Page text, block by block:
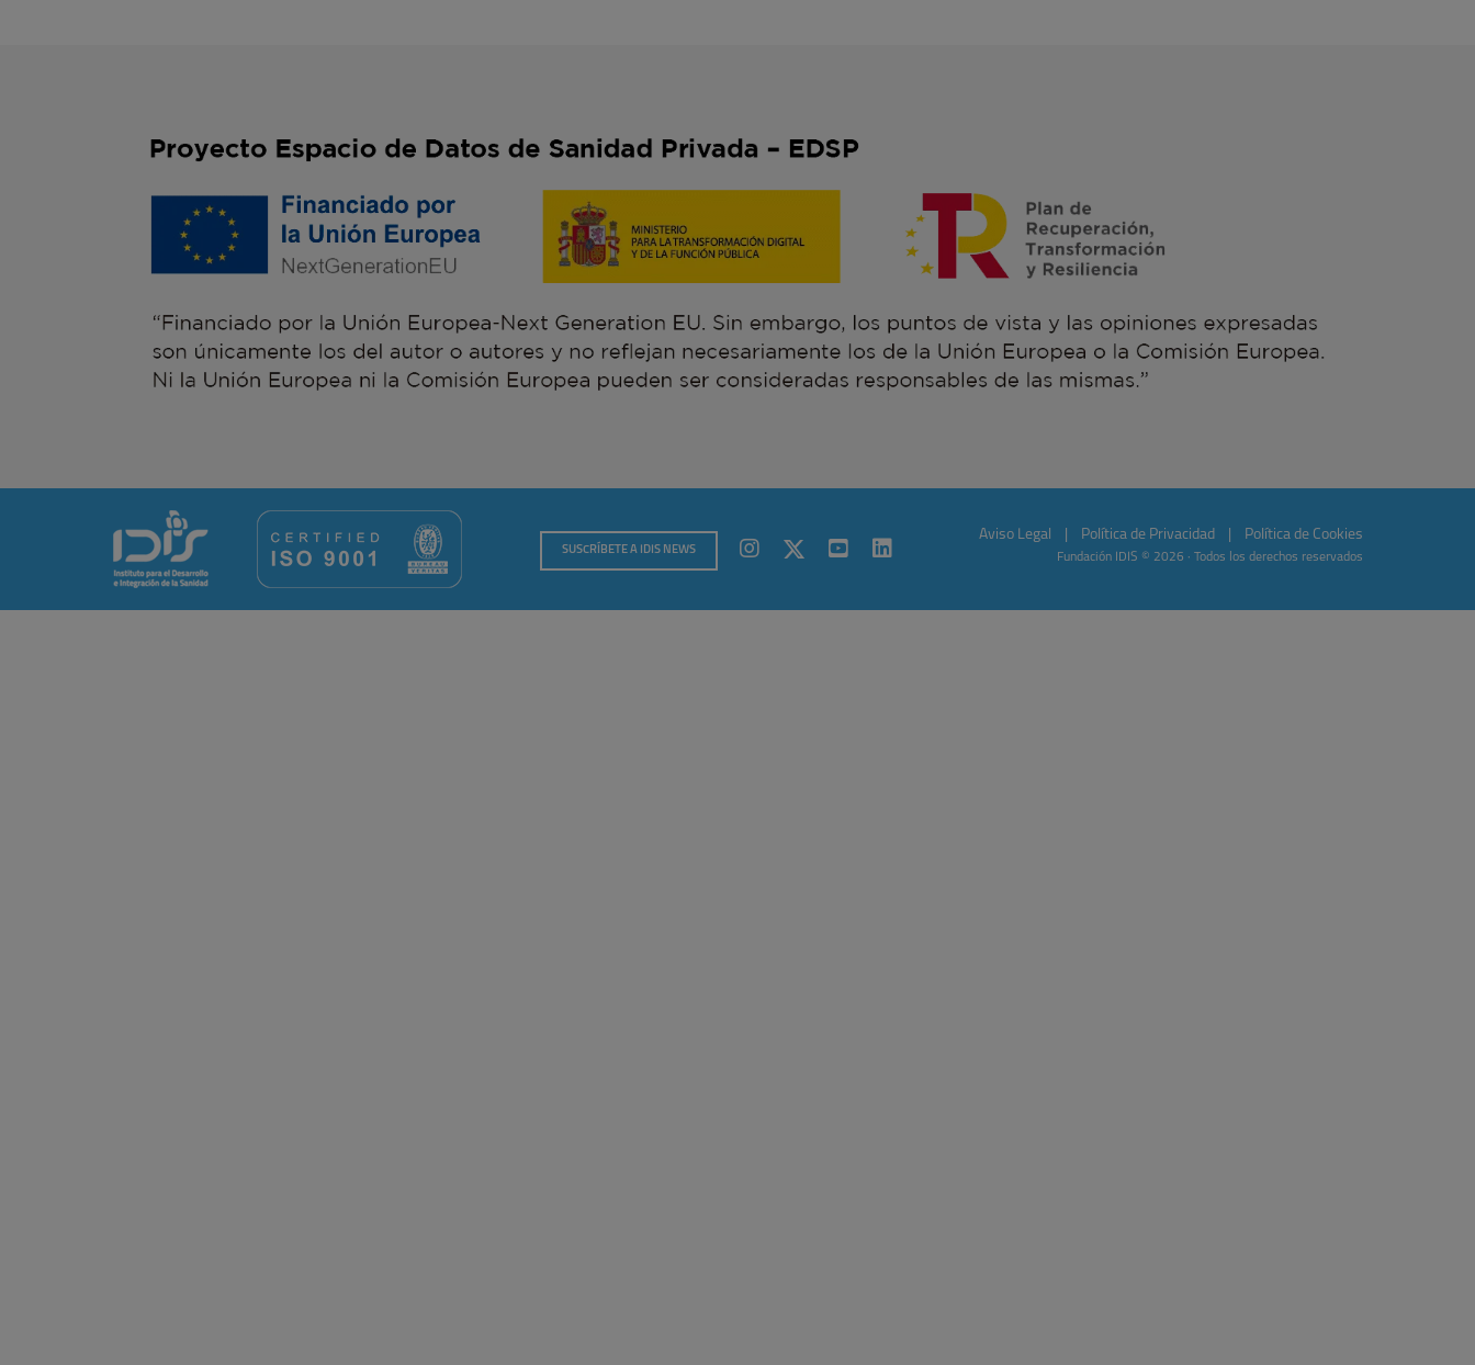
SUSCRÍBETE A IDIS NEWS
Aviso Legal Política de Privacidad Política de Cookies
Fundación IDIS © 2026 · Todos los derechos reservados